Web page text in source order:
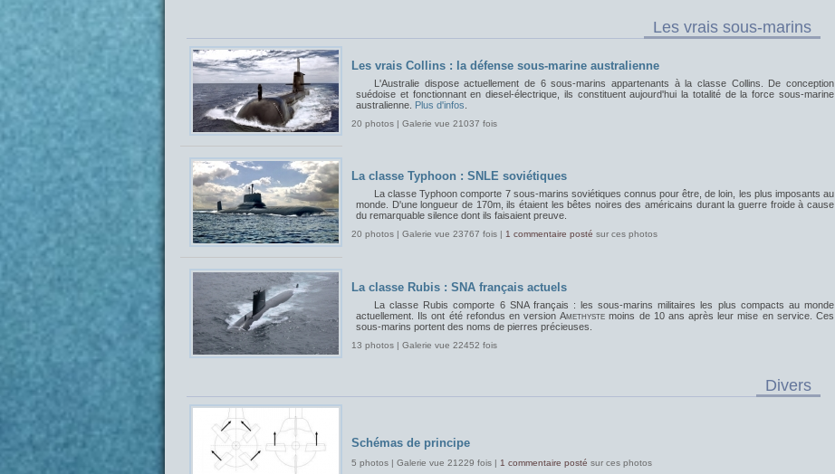
Les vrais sous-marins
Les vrais Collins : la défense sous-marine australienne
L'Australie dispose actuellement de 6 sous-marins appartenants à la classe Collins. De conception
suédoise et fonctionnant en diesel-électrique, ils constituent aujourd'hui la totalité de la force sous-marine
australienne. Plus d'infos
20 photos | Galerie vue 21037 fois
La classe Typhoon : SNLE soviétiques
La classe Typhoon comporte 7 sous-marins soviétiques connus pour être, de loin, les plus imposants au
monde. D'une longueur de 170m, ils étaient les bêtes noires des américains durant la guerre froide à cause
du remarquable silence dont ils faisaient preuve.
20 photos | Galerie vue 23767 fois | 1 commentaire posté sur ces photos
La classe Rubis : SNA français actuels
La classe Rubis comporte 6 SNA français : les sous-marins militaires les plus compacts au monde
actuellement. Ils ont été refondus en versionAmethyste moins de 10 ans après leur mise en service. Ces
sous-marins portent des noms de pierres précieuses.
13 photos | Galerie vue 22452 fois
Divers
Schémas de principe
5 photos | Galerie vue 21229 fois | 1 commentaire posté sur ces photos